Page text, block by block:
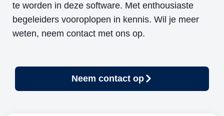
te worden in deze software. Met enthousiaste
begeleiders vooroplopen in kennis. Wil je meer
weten, neem contact met ons op.
Neem contact op